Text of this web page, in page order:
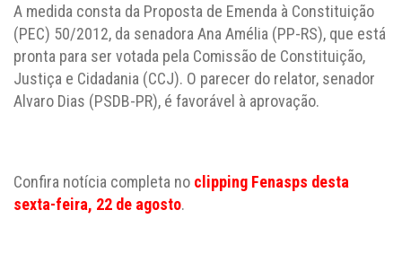
A medida consta da Proposta de Emenda à Constituição
(PEC) 50/2012, da senadora Ana Amélia (PP-RS), que está
pronta para ser votada pela Comissão de Constituição,
Justiça e Cidadania (CCJ). O parecer do relator, senador
Alvaro Dias (PSDB-PR), é favorável à aprovação.
Confira notícia completa no clipping Fenasps desta
sexta-feira, 22 de agosto.